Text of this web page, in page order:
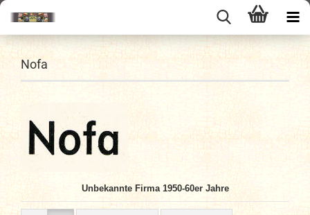
Nofa
Unbekannte Firma 1950-60er Jahre